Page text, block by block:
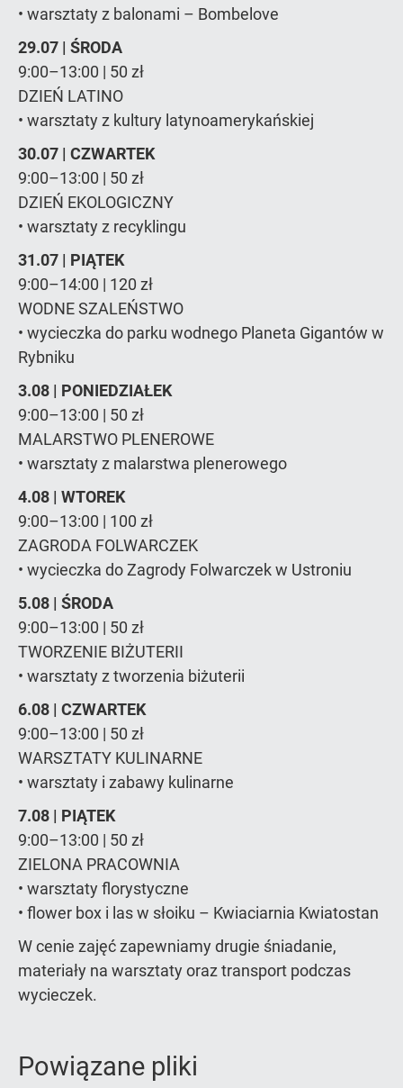
• warsztaty z balonami – Bombelove
29.07 | ŚRODA
9:00–13:00 | 50 zł
DZIEŃ LATINO
• warsztaty z kultury latynoamerykańskiej
30.07 | CZWARTEK
9:00–13:00 | 50 zł
DZIEŃ EKOLOGICZNY
• warsztaty z recyklingu
31.07 | PIĄTEK
9:00–14:00 | 120 zł
WODNE SZALEŃSTWO
• wycieczka do parku wodnego Planeta Gigantów w
Rybniku
3.08 | PONIEDZIAŁEK
9:00–13:00 | 50 zł
MALARSTWO PLENEROWE
• warsztaty z malarstwa plenerowego
4.08 | WTOREK
9:00–13:00 | 100 zł
ZAGRODA FOLWARCZEK
• wycieczka do Zagrody Folwarczek w Ustroniu
5.08 | ŚRODA
9:00–13:00 | 50 zł
TWORZENIE BIŻUTERII
• warsztaty z tworzenia biżuterii
6.08 | CZWARTEK
9:00–13:00 | 50 zł
WARSZTATY KULINARNE
• warsztaty i zabawy kulinarne
7.08 | PIĄTEK
9:00–13:00 | 50 zł
ZIELONA PRACOWNIA
• warsztaty florystyczne
• flower box i las w słoiku – Kwiaciarnia Kwiatostan
W cenie zajęć zapewniamy drugie śniadanie,
materiały na warsztaty oraz transport podczas
wycieczek.
Powiązane pliki